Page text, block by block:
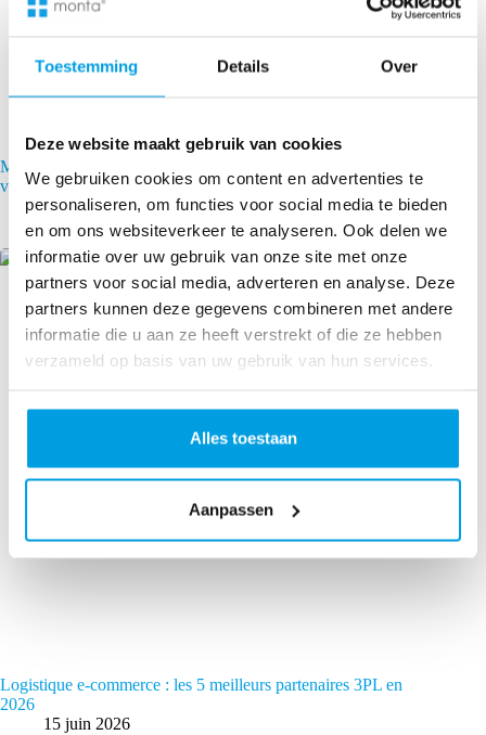
Toestemming Details Over
Deze website maakt gebruik van cookies
We gebruiken cookies om content en advertenties te
personaliseren, om functies voor social media te bieden
en om ons websiteverkeer te analyseren. Ook delen we
informatie over uw gebruik van onze site met onze
partners voor social media, adverteren en analyse. Deze
partners kunnen deze gegevens combineren met andere
informatie die u aan ze heeft verstrekt of die ze hebben
verzameld op basis van uw gebruik van hun services.
Alles toestaan
Aanpassen
Monta s’intègre avec Veepee : gérez vos commandes de
ventes privées depuis votre espace Monta
21 juillet 2026
Logistique e-commerce : les 5 meilleurs partenaires 3PL en
2026
15 juin 2026